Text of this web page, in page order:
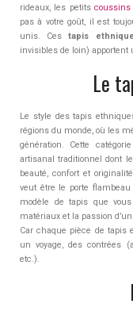
rideaux, les petitscoussins
pas à votre goût, il est
unis. Cestapis
invisibles de loin)
Le
Le style des tapis
régions du monde, où les
génération. Cette
artisanal traditionnel dont
beauté, confort et
veut être le porte
modèle de tapis que
matériaux et la passion
Car chaque pièce de tapis
un voyage, des contrées
etc.).